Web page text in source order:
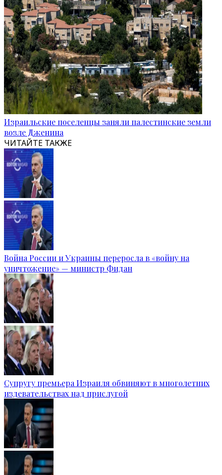
Израильские поселенцы заняли палестинские земли
возле Дженина
ЧИТАЙТЕ ТАКЖЕ
Война России и Украины переросла в «войну на
уничтожение» — министр Фидан
Супругу премьера Израиля обвиняют в многолетних
издевательствах над прислугой